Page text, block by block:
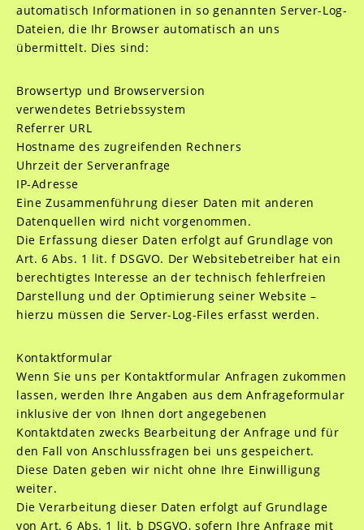
automatisch Informationen in so genannten Server-Log-
Dateien, die Ihr Browser automatisch an uns
übermittelt. Dies sind:
Browsertyp und Browserversion
verwendetes Betriebssystem
Referrer URL
Hostname des zugreifenden Rechners
Uhrzeit der Serveranfrage
IP-Adresse
Eine Zusammenführung dieser Daten mit anderen
Datenquellen wird nicht vorgenommen.
Die Erfassung dieser Daten erfolgt auf Grundlage von
Art. 6 Abs. 1 lit. f DSGVO. Der Websitebetreiber hat ein
berechtigtes Interesse an der technisch fehlerfreien
Darstellung und der Optimierung seiner Website –
hierzu müssen die Server-Log-Files erfasst werden.
Kontaktformular
Wenn Sie uns per Kontaktformular Anfragen zukommen
lassen, werden Ihre Angaben aus dem Anfrageformular
inklusive der von Ihnen dort angegebenen
Kontaktdaten zwecks Bearbeitung der Anfrage und für
den Fall von Anschlussfragen bei uns gespeichert.
Diese Daten geben wir nicht ohne Ihre Einwilligung
weiter.
Die Verarbeitung dieser Daten erfolgt auf Grundlage
von Art. 6 Abs. 1 lit. b DSGVO, sofern Ihre Anfrage mit